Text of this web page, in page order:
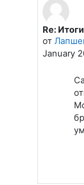
В ответ
Re:
от
January